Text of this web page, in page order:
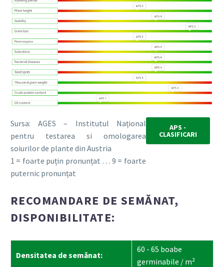
Sursa: AGES – Institutul Național
pentru testarea si omologarea
soiurilor de plante din Austria
1 = foarte puțin pronunțat … 9 = foarte
puternic pronunțat
APS -
CLASIFICARI
RECOMANDARE DE SEMĂNAT,
DISPONIBILITATE:
Densitatea de semănat:
60 - 65 boabe
germinabile / m²